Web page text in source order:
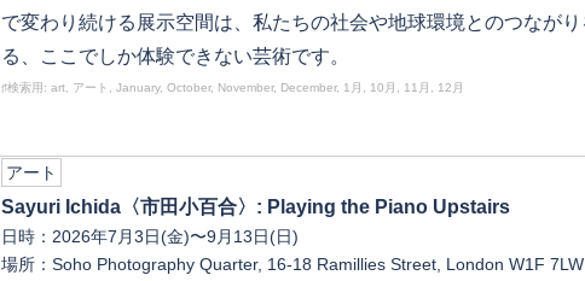
で変わり続ける展示空間は、私たちの社会や地球環境とのつなが
る、ここでしか体験できない芸術です。
♯検索用: art, アート, January, October, November, December, 1月, 10月, 11月, 12月
アート
Sayuri Ichida〈市田小百合〉: Playing the Piano Upstairs
日時：2026年7月3日(金)〜9月13日(日)
場所：Soho Photography Quarter, 16-18 Ramillies Street, London W1F 7LW